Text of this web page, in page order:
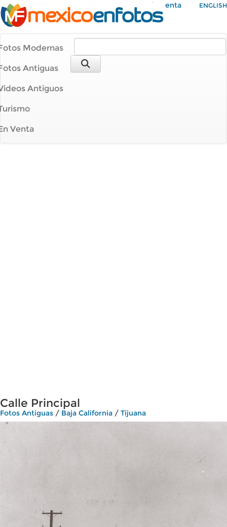
Mi Cuenta ENGLISH
Modernas
Antiguas
Antiguos
Venta
Calle Principal
Fotos Antiguas / Baja California / Tijuana